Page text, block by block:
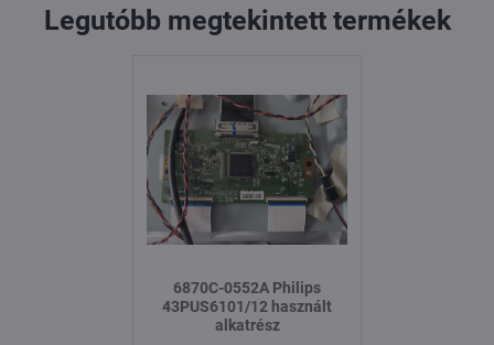
Legutóbb megtekintett termékek
6870C-0552A Philips
43PUS6101/12 használt
alkatrész